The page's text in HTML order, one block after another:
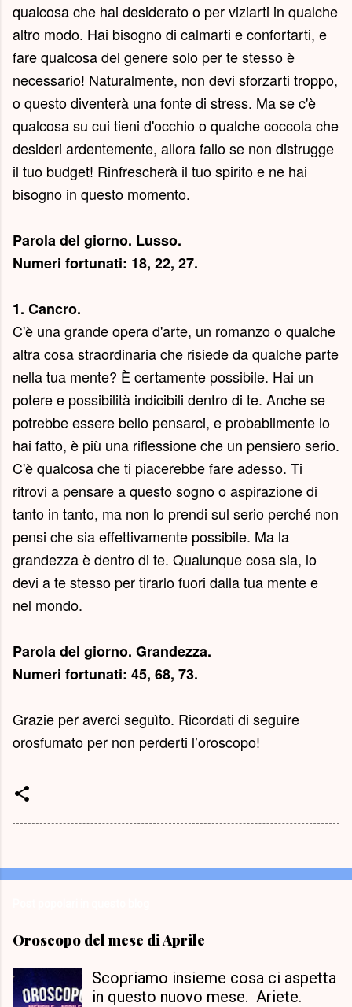
qualcosa che hai desiderato o per viziarti in qualche
altro modo. Hai bisogno di calmarti e confortarti, e
fare qualcosa del genere solo per te stesso è
necessario! Naturalmente, non devi sforzarti troppo,
o questo diventerà una fonte di stress. Ma se c'è
qualcosa su cui tieni d'occhio o qualche coccola che
desideri ardentemente, allora fallo se non distrugge
il tuo budget! Rinfrescherà il tuo spirito e ne hai
bisogno in questo momento.
Parola del giorno. Lusso.
Numeri fortunati: 18, 22, 27.
1. Cancro.
C'è una grande opera d'arte, un romanzo o qualche
altra cosa straordinaria che risiede da qualche parte
nella tua mente? È certamente possibile. Hai un
potere e possibilità indicibili dentro di te. Anche se
potrebbe essere bello pensarci, e probabilmente lo
hai fatto, è più una riflessione che un pensiero serio.
C'è qualcosa che ti piacerebbe fare adesso. Ti
ritrovi a pensare a questo sogno o aspirazione di
tanto in tanto, ma non lo prendi sul serio perché non
pensi che sia effettivamente possibile. Ma la
grandezza è dentro di te. Qualunque cosa sia, lo
devi a te stesso per tirarlo fuori dalla tua mente e
nel mondo.
Parola del giorno. Grandezza.
Numeri fortunati: 45, 68, 73.
Grazie per averci seguìto. Ricordati di seguire
orosfumato per non perderti l’oroscopo!
Oroscopo del mese di Aprile
Scopriamo insieme cosa ci aspetta
in questo nuovo mese. Ariete.